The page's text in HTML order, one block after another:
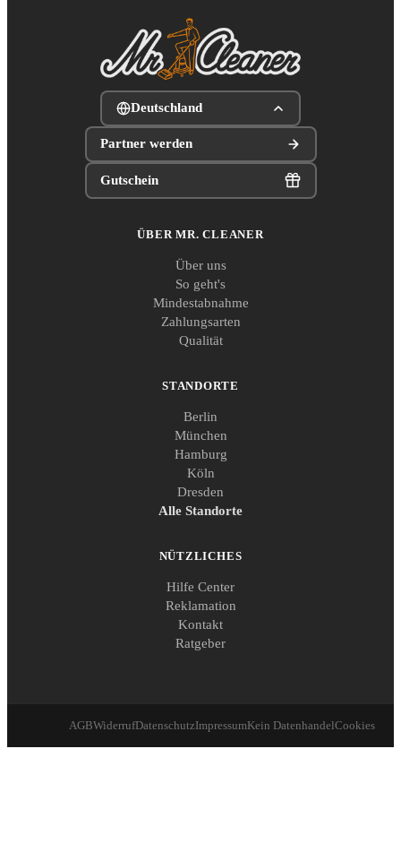
Deutschland
Partner werden
Gutschein
ÜBER MR. CLEANER
Über uns
So geht's
Mindestabnahme
Zahlungsarten
Qualität
STANDORTE
Berlin
München
Hamburg
Köln
Dresden
Alle Standorte
NÜTZLICHES
Hilfe Center
Reklamation
Kontakt
Ratgeber
AGBWiderrufDatenschutzImpressumKein DatenhandelCookies